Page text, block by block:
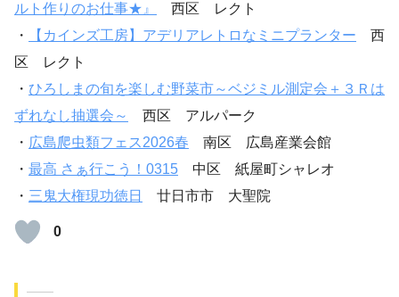
ルト作りのお仕事★』
西区 レクト
・
【カインズ工房】アデリアレトロなミニプランター 西
区 レクト
・ ひろしまの旬を楽しむ野菜市～ベジミル測定会＋３Ｒは
ずれなし抽選会～
西区 アルパーク
・ 広島爬虫類フェス2026春 南区 広島産業会館
・ 最高 さぁ行こう！0315 中区 紙屋町シャレオ
・ 三鬼大権現功徳日 廿日市市 大聖院
0